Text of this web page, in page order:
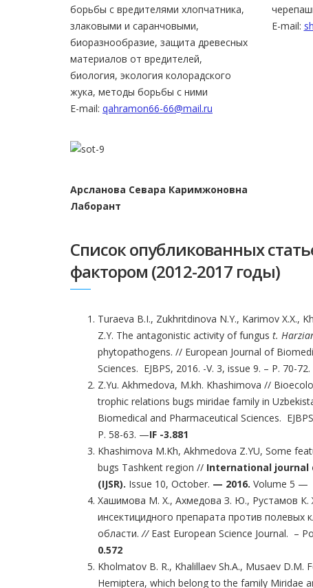
борьбы с вредителями хлопчатника,
злаковыми и саранчовыми,
биоразнообразие, защита древесных
материалов от вредителей,
биология, экология колорадского
жука, методы борьбы с ними
E-mail: qahramon66-66@mail.ru
E-mail:
Арсланова Севара Каримжоновна
Лаборант
Список опубликованных
фактором (2012-2017 годы)
Turaeva B.I., Zukhritdinova N.Y., Karimov X.X.,
Z.Y. The antagonistic activity of fungus t.
phytopathogens. // European Journal of
Sciences. EJBPS, 2016. -V. 3, issue 9. – Р. 70-
Z.Yu. Akhmedova, M.kh. Khashimova //
trophic relations bugs miridae family in
Biomedical and Pharmaceutical Sciences.
P. 58-63. —IF -3.881
Khashimova M.Kh, Akhmedova Z.YU, Some
bugs Tashkent region // International journal
(IJSR). Issue 10, October. — 2016. Volume 5 —
Хашимова М. Х., Ахмедова З. Ю., Рустамов К.
инсектицидного препарата против полевых
области. // East European Science Journal. –
0.572
Kholmatov B. R., Khalillaev Sh.A., Musaev
Hemiptera, which belong to the family Miridae